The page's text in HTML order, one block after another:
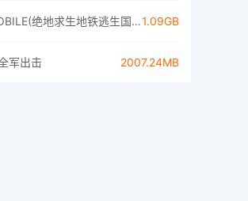
PUBG MOBILE(绝地求生地铁逃生国际服)1.09GB
军出击 2007.24MB